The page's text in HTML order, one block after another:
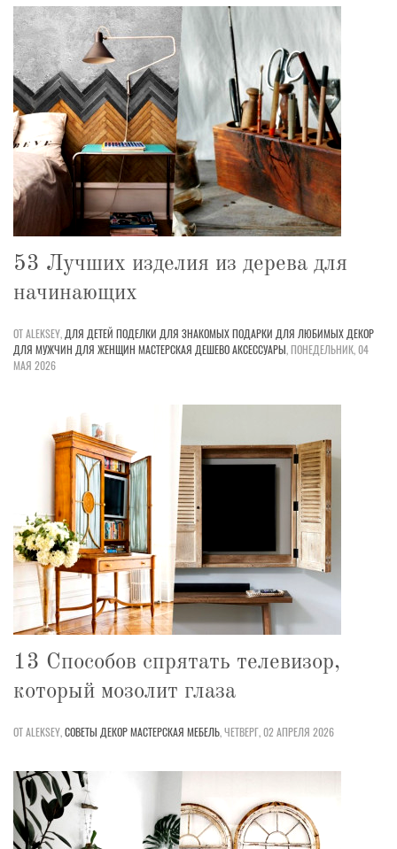
53 Лучших изделия из дерева для
начинающих
ОТ ALEKSEY, ДЛЯ ДЕТЕЙ ПОДЕЛКИ ДЛЯ ЗНАКОМЫХПОДАРКИ ДЛЯ ЛЮБИМЫХ ДЕКОР
ДЛЯ МУЖЧИН ДЛЯ ЖЕНЩИН МАСТЕРСКАЯ ДЕШЕВОАКСЕССУАРЫ,ПОНЕДЕЛЬНИК, 04
МАЯ 2026
13 Способов спрятать телевизор,
который мозолит глаза
ОТ ALEKSEY,СОВЕТЫ ДЕКОРМАСТЕРСКАЯ МЕБЕЛЬ,ЧЕТВЕРГ, 02 АПРЕЛЯ 2026